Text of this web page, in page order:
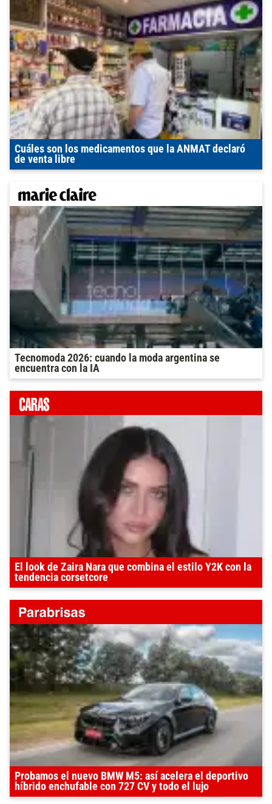
Cuáles son los medicamentos que la ANMAT declaró
de venta libre
Tecnomoda 2026: cuando la moda argentina se
encuentra con la IA
El look de Zaira Nara que combina el estilo Y2K con la
tendencia corsetcore
Probamos el nuevo BMW M5: así acelera el deportivo
híbrido enchufable con 727 CV y todo el lujo